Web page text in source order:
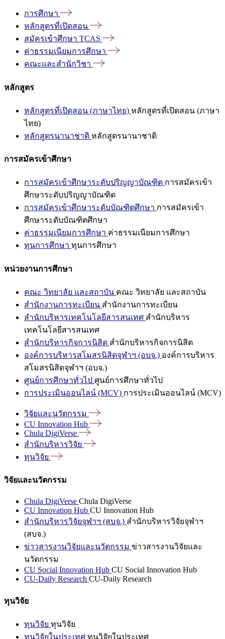
การศึกษา
หลักสูตรที่เปิดสอน
สมัครเข้าศึกษา TCAS
ค่าธรรมเนียมการศึกษา
คณะและสำนักวิชา
หลักสูตร
หลักสูตรที่เปิดสอน (ภาษาไทย) หลักสูตรที่เปิดสอน (ภาษา
ไทย)
หลักสูตรนานาชาติ หลักสูตรนานาชาติ
การสมัครเข้าศึกษา
การสมัครเข้าศึกษาระดับปริญญาบัณฑิต การสมัครเข้า
ศึกษาระดับปริญญาบัณฑิต
การสมัครเข้าศึกษาระดับบัณฑิตศึกษา การสมัครเข้า
ศึกษาระดับบัณฑิตศึกษา
ค่าธรรมเนียมการศึกษา ค่าธรรมเนียมการศึกษา
ทุนการศึกษา ทุนการศึกษา
หน่วยงานการศึกษา
คณะ วิทยาลัย และสถาบัน คณะ วิทยาลัย และสถาบัน
สำนักงานการทะเบียน สำนักงานการทะเบียน
สำนักบริหารเทคโนโลยีสารสนเทศ สำนักบริหาร
เทคโนโลยีสารสนเทศ
สำนักบริหารกิจการนิสิต สำนักบริหารกิจการนิสิต
องค์การบริหารสโมสรนิสิตจุฬาฯ (อบจ.) องค์การบริหาร
สโมสรนิสิตจุฬาฯ (อบจ.)
ศูนย์การศึกษาทั่วไป ศูนย์การศึกษาทั่วไป
การประเมินออนไลน์ (MCV) การประเมินออนไลน์ (MCV)
วิจัยและนวัตกรรม
CU Innovation Hub
Chula DigiVerse
สำนักบริหารวิจัย
ทุนวิจัย
วิจัยและนวัตกรรม
Chula DigiVerse Chula DigiVerse
CU Innovation Hub CU Innovation Hub
สำนักบริหารวิจัยจุฬาฯ (สบจ.) สำนักบริหารวิจัยจุฬาฯ
(สบจ.)
ข่าวสารงานวิจัยและนวัตกรรม ข่าวสารงานวิจัยและ
นวัตกรรม
CU Social Innovation Hub CU Social Innovation Hub
CU-Daily Research CU-Daily Research
ทุนวิจัย
ทุนวิจัย ทุนวิจัย
ทุนวิจัยในประเทศ ทุนวิจัยในประเทศ